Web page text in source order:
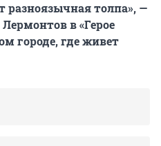
толпа», —
в «Герое
городе, где живет